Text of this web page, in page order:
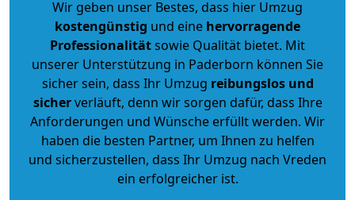
Wir geben unser Bestes, dass hier Umzug
kostengünstig und eine hervorragende
Professionalitätsowie Qualität bietet. Mit
unserer Unterstützung in Paderborn können Sie
sicher sein, dass Ihr Umzug reibungslos und
sicherverläuft, denn wir sorgen dafür, dass Ihre
Anforderungen und Wünsche erfüllt werden. Wir
haben die besten Partner, um Ihnen zu helfen
und sicherzustellen, dass Ihr Umzug nach Vreden
ein erfolgreicher ist.